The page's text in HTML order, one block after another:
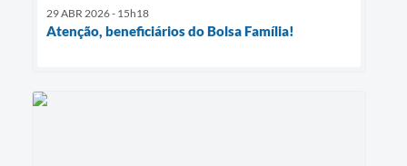
29 ABR 2026 - 15h18
Atenção, beneficiários do Bolsa Família!